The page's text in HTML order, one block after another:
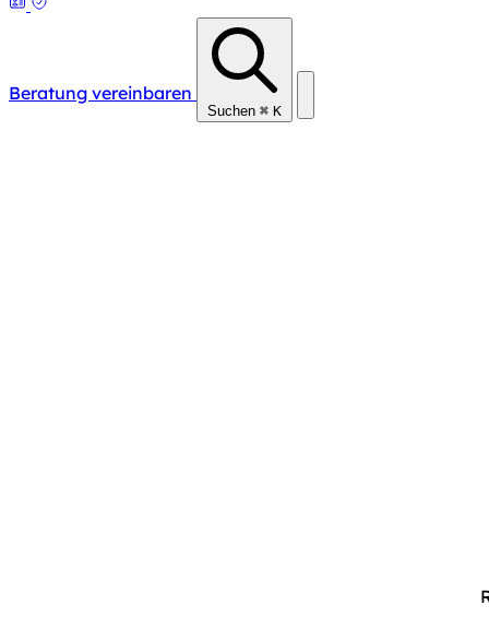
Beratung vereinbaren
Suchen ⌘ K